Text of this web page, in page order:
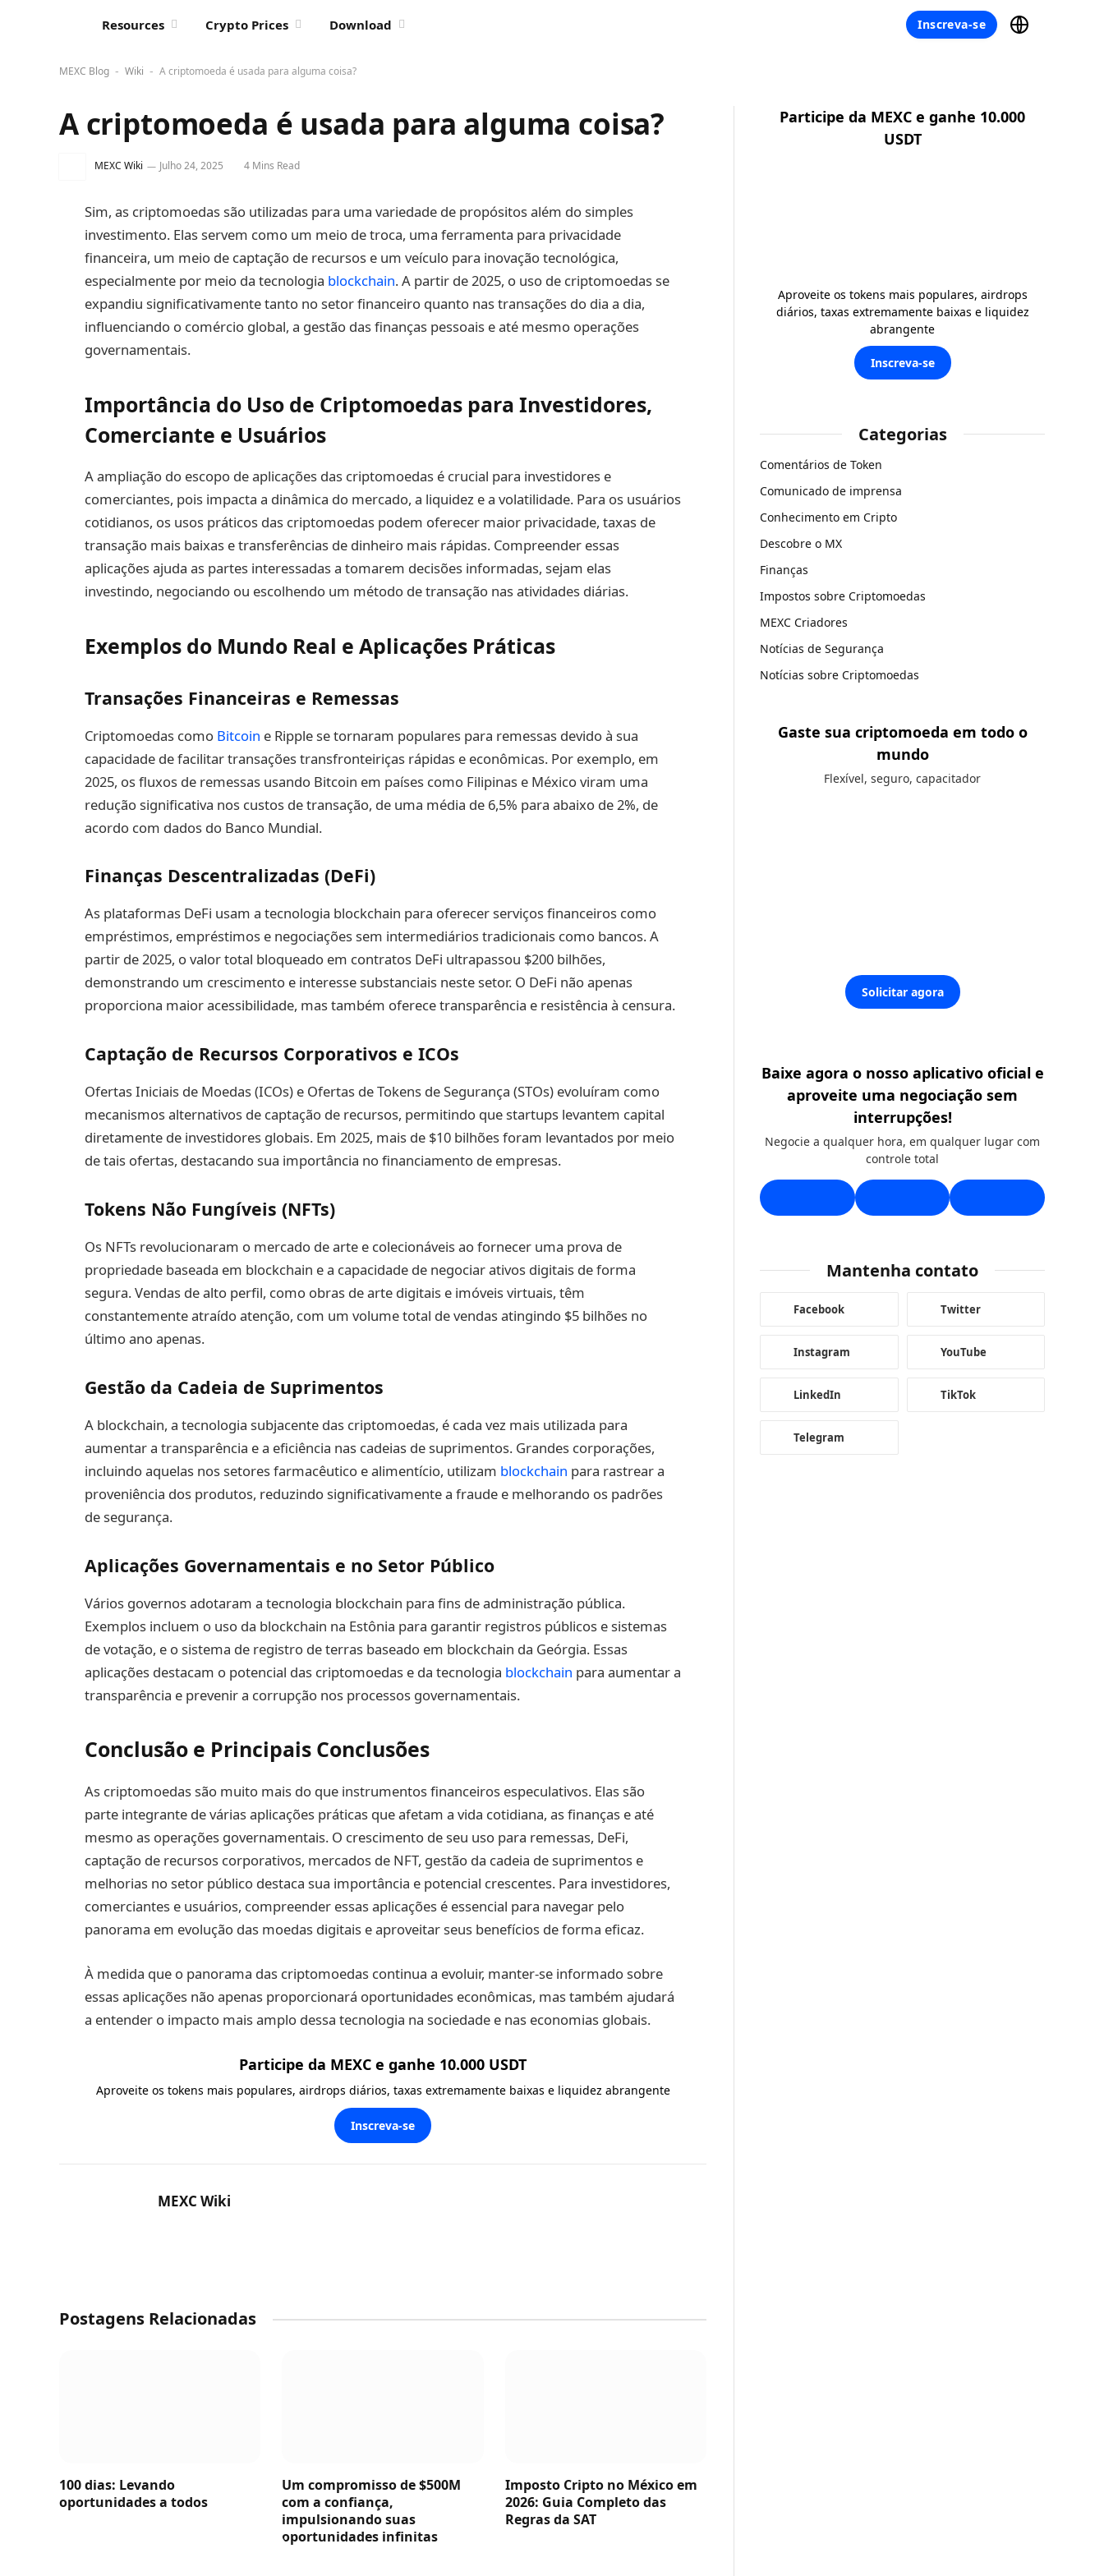
Resources Crypto Prices Download Inscreva-se
MEXC Blog - Wiki - A criptomoeda é usada para alguma coisa?
A criptomoeda é usada para alguma coisa?
MEXC Wiki Julho 24, 2025 4 Mins Read
Sim, as criptomoedas são utilizadas para uma variedade de propósitos além do simples
investimento. Elas servem como um meio de troca, uma ferramenta para privacidade
financeira, um meio de captação de recursos e um veículo para inovação tecnológica,
especialmente por meio da tecnologia blockchain. A partir de 2025, o uso de criptomoedas se
expandiu significativamente tanto no setor financeiro quanto nas transações do dia a dia,
influenciando o comércio global, a gestão das finanças pessoais e até mesmo operações
governamentais.
Importância do Uso de Criptomoedas para Investidores,
Comerciante e Usuários
A ampliação do escopo de aplicações das criptomoedas é crucial para investidores e
comerciantes, pois impacta a dinâmica do mercado, a liquidez e a volatilidade. Para os usuários
cotidianos, os usos práticos das criptomoedas podem oferecer maior privacidade, taxas de
transação mais baixas e transferências de dinheiro mais rápidas. Compreender essas
aplicações ajuda as partes interessadas a tomarem decisões informadas, sejam elas
investindo, negociando ou escolhendo um método de transação nas atividades diárias.
Exemplos do Mundo Real e Aplicações Práticas
Transações Financeiras e Remessas
Criptomoedas como Bitcoin e Ripple se tornaram populares para remessas devido à sua
capacidade de facilitar transações transfronteiriças rápidas e econômicas. Por exemplo, em
2025, os fluxos de remessas usando Bitcoin em países como Filipinas e México viram uma
redução significativa nos custos de transação, de uma média de 6,5% para abaixo de 2%, de
acordo com dados do Banco Mundial.
Finanças Descentralizadas (DeFi)
As plataformas DeFi usam a tecnologia blockchain para oferecer serviços financeiros como
empréstimos, empréstimos e negociações sem intermediários tradicionais como bancos. A
partir de 2025, o valor total bloqueado em contratos DeFi ultrapassou $200 bilhões,
demonstrando um crescimento e interesse substanciais neste setor. O DeFi não apenas
proporciona maior acessibilidade, mas também oferece transparência e resistência à censura.
Captação de Recursos Corporativos e ICOs
Ofertas Iniciais de Moedas (ICOs) e Ofertas de Tokens de Segurança (STOs) evoluíram como
mecanismos alternativos de captação de recursos, permitindo que startups levantem capital
diretamente de investidores globais. Em 2025, mais de $10 bilhões foram levantados por meio
de tais ofertas, destacando sua importância no financiamento de empresas.
Tokens Não Fungíveis (NFTs)
Os NFTs revolucionaram o mercado de arte e colecionáveis ao fornecer uma prova de
propriedade baseada em blockchain e a capacidade de negociar ativos digitais de forma
segura. Vendas de alto perfil, como obras de arte digitais e imóveis virtuais, têm
constantemente atraído atenção, com um volume total de vendas atingindo $5 bilhões no
último ano apenas.
Gestão da Cadeia de Suprimentos
A blockchain, a tecnologia subjacente das criptomoedas, é cada vez mais utilizada para
aumentar a transparência e a eficiência nas cadeias de suprimentos. Grandes corporações,
incluindo aquelas nos setores farmacêutico e alimentício, utilizam blockchain para rastrear a
proveniência dos produtos, reduzindo significativamente a fraude e melhorando os padrões
de segurança.
Aplicações Governamentais e no Setor Público
Vários governos adotaram a tecnologia blockchain para fins de administração pública.
Exemplos incluem o uso da blockchain na Estônia para garantir registros públicos e sistemas
de votação, e o sistema de registro de terras baseado em blockchain da Geórgia. Essas
aplicações destacam o potencial das criptomoedas e da tecnologia blockchain para aumentar a
transparência e prevenir a corrupção nos processos governamentais.
Conclusão e Principais Conclusões
As criptomoedas são muito mais do que instrumentos financeiros especulativos. Elas são
parte integrante de várias aplicações práticas que afetam a vida cotidiana, as finanças e até
mesmo as operações governamentais. O crescimento de seu uso para remessas, DeFi,
captação de recursos corporativos, mercados de NFT, gestão da cadeia de suprimentos e
melhorias no setor público destaca sua importância e potencial crescentes. Para investidores,
comerciantes e usuários, compreender essas aplicações é essencial para navegar pelo
panorama em evolução das moedas digitais e aproveitar seus benefícios de forma eficaz.
À medida que o panorama das criptomoedas continua a evoluir, manter-se informado sobre
essas aplicações não apenas proporcionará oportunidades econômicas, mas também ajudará
a entender o impacto mais amplo dessa tecnologia na sociedade e nas economias globais.
Participe da MEXC e ganhe 10.000 USDT
Aproveite os tokens mais populares, airdrops diários, taxas extremamente baixas e liquidez abrangente
Inscreva-se
MEXC Wiki
Postagens Relacionadas
100 dias: Levando
oportunidades a todos
Um compromisso de $500M
com a confiança,
impulsionando suas
oportunidades infinitas
Imposto Cripto no México em
2026: Guia Completo das
Regras da SAT
Participe da MEXC e ganhe 10.000
USDT
Aproveite os tokens mais populares, airdrops
diários, taxas extremamente baixas e liquidez
abrangente
Inscreva-se
Categorias
Comentários de Token
Comunicado de imprensa
Conhecimento em Cripto
Descobre o MX
Finanças
Impostos sobre Criptomoedas
MEXC Criadores
Notícias de Segurança
Notícias sobre Criptomoedas
Gaste sua criptomoeda em todo o
mundo
Flexível, seguro, capacitador
Solicitar agora
Baixe agora o nosso aplicativo oficial e
aproveite uma negociação sem
interrupções!
Negocie a qualquer hora, em qualquer lugar com
controle total
Mantenha contato
Facebook Twitter
Instagram YouTube
LinkedIn TikTok
Telegram